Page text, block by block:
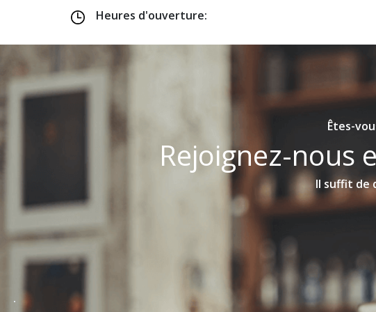
Heures d'ouverture:
Êtes-
Rejoignez-nous
Il suffit de